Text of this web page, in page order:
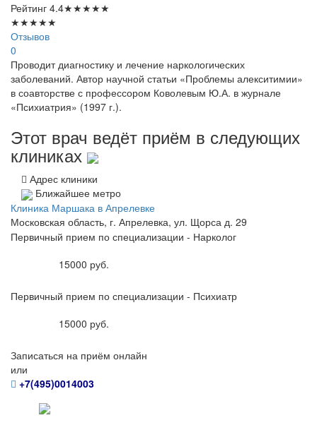
Рейтинг 4.4★★★★★
★★★★★
Отзывов
0
Проводит диагностику и лечение наркологических
заболеваний. Автор научной статьи «Проблемы алекситимии»
в соавторстве с профессором Коволевым Ю.А. в журнале
«Психиатрия» (1997 г.).
Этот врач ведёт приём в следующих
клиниках
Адрес клиники
Ближайшее метро
Клиника Маршака в Апрелевке
Московская область, г. Апрелевка, ул. Щорса д. 29
Первичный прием по специализации - Нарколог
15000 руб.
Первичный прием по специализации - Психиатр
15000 руб.
Записаться на приём онлайн
или
+7(495)0014003